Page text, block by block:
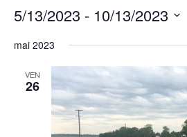
5/13/2023 - 10/13/2023
une
mai 2023
VEN
26